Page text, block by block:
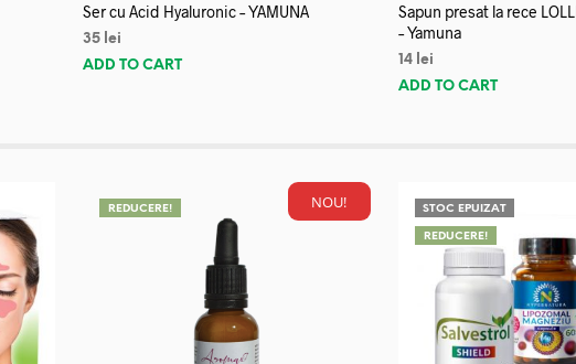
Ser cu Acid Hyaluronic – YAMUNA
35 lei
ADD TO CART
Sapun presat la rece
– Yamuna
14 lei
ADD TO CART
NOU!
REDUCERE! STOC EPUIZAT
REDUCERE!